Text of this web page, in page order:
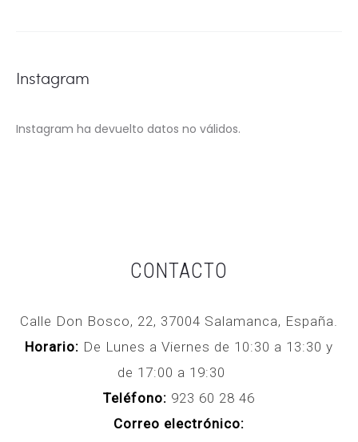
Instagram
Instagram ha devuelto datos no válidos.
CONTACTO
Calle Don Bosco, 22, 37004 Salamanca, España.
Horario: De Lunes a Viernes de 10:30 a 13:30 y
de 17:00 a 19:30
Teléfono: 923 60 28 46
Correo electrónico: